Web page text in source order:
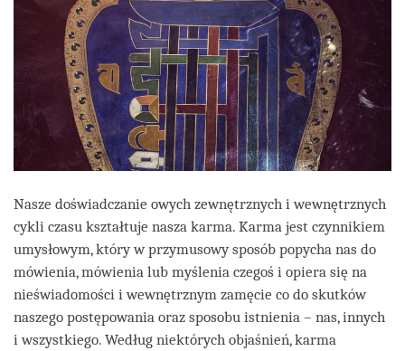
Nasze doświadczanie owych zewnętrznych i wewnętrznych
cykli czasu kształtuje nasza karma. Karma jest czynnikiem
umysłowym, który w przymusowy sposób popycha nas do
mówienia, mówienia lub myślenia czegoś i opiera się na
nieświadomości i wewnętrznym zamęcie co do skutków
naszego postępowania oraz sposobu istnienia – nas, innych
i wszystkiego. Według niektórych objaśnień, karma